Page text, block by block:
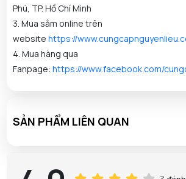
Phú, TP. Hồ Chí Minh
3. Mua sắm online trên
website https://
4. Mua hàng qua
Fanpage: https://www.facebook.com/
SẢN PHẨM LIÊN QUAN